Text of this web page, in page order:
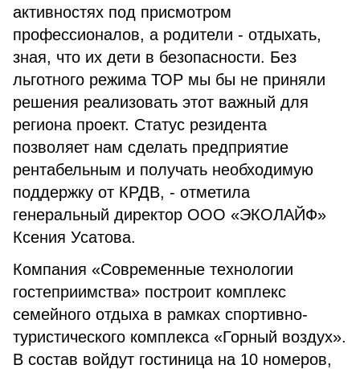
активностях под присмотром
профессионалов, а родители - отдыхать,
зная, что их дети в безопасности. Без
льготного режима ТОР мы бы не приняли
решения реализовать этот важный для
региона проект. Статус резидента
позволяет нам сделать предприятие
рентабельным и получать необходимую
поддержку от КРДВ, - отметила
генеральный директор ООО «ЭКОЛАЙФ»
Ксения Усатова.
Компания «Современные технологии
гостеприимства» построит комплекс
семейного отдыха в рамках спортивно-
туристического комплекса «Горный воздух».
В состав войдут гостиница на 10 номеров,